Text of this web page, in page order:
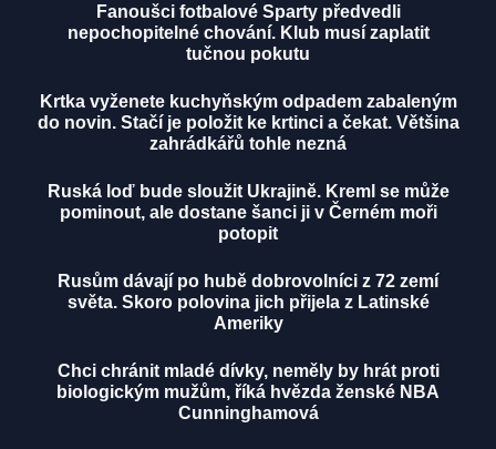
Fanoušci fotbalové Sparty předvedli
nepochopitelné chování. Klub musí zaplatit
tučnou pokutu
Krtka vyženete kuchyňským odpadem zabaleným
do novin. Stačí je položit ke krtinci a čekat. Většina
zahrádkářů tohle nezná
Ruská loď bude sloužit Ukrajině. Kreml se může
pominout, ale dostane šanci ji v Černém moři
potopit
Rusům dávají po hubě dobrovolníci z 72 zemí
světa. Skoro polovina jich přijela z Latinské
Ameriky
Chci chránit mladé dívky, neměly by hrát proti
biologickým mužům, říká hvězda ženské NBA
Cunninghamová